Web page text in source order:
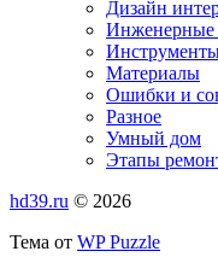
Дизайн
Инженерные
Материалы
Ошибки и
Разное
Умный дом
Этапы
hd39.ru © 2026
Тема от WP Puzzle